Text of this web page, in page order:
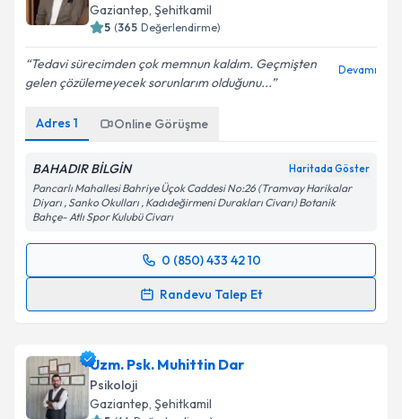
Gaziantep, Şehitkamil
5 (365 Değerlendirme)
Tedavi sürecimden çok memnun kaldım. Geçmişten
gelen çözülemeyecek sorunlarım olduğunu...
Devamı
Adres 1 Online Görüşme
BAHADIR BİLGİN Haritada Göster
Pancarlı Mahallesi Bahriye Üçok Caddesi No:26 (Tramvay Harikalar
Diyarı , Sanko Okulları , Kadıdeğirmeni Durakları Civarı) Botanik
Bahçe- Atlı Spor Kulubü Civarı
0 (850) 433 42 10
Randevu Talep Et
Randevu Takvimi Talebi
takvim hazırlandığında e-posta ile bilgilendireceğiz.
E-posta Adresiniz
Uzm. Psk. Muhittin Dar
Psikoloji
Gaziantep, Şehitkamil